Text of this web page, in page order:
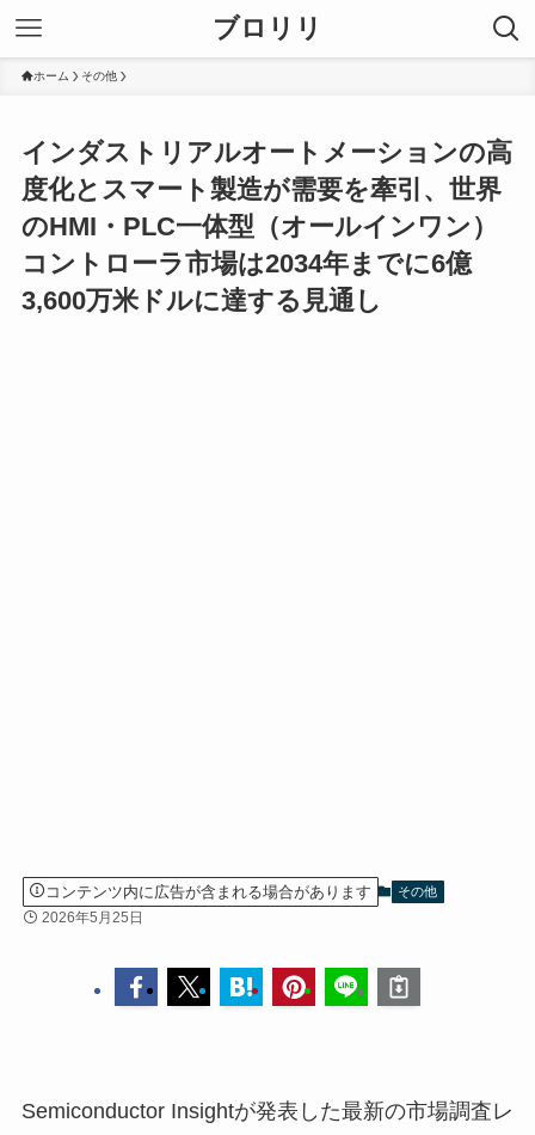
ブロリリ
ホーム その他
インダストリアルオートメーションの高
度化とスマート製造が需要を牽引、世界
のHMI・PLC一体型（オールインワン）
コントローラ市場は2034年までに6億
3,600万米ドルに達する見通し
コンテンツ内に広告が含まれる場合があります その他
2026年5月25日
Semiconductor Insightが発表した最新の市場調査レ